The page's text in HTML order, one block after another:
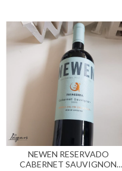
NEWEN RESERVADO
CABERNET SAUVIGNON